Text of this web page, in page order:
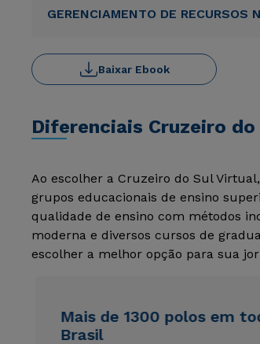
GERENCIAMENTO DE RECURSOS
Baixar Ebook
Diferenciais Cruzeiro do
Ao escolher a Cruzeiro do Sul
grupos educacionais de ensino
qualidade de ensino com métodos
moderna e diversos cursos de
escolher a melhor opção para sua
Mais de 1300 polos em
Brasil